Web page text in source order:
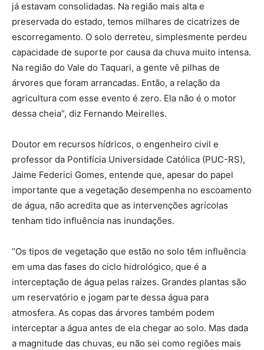
já estavam consolidadas. Na região mais alta e
preservada do estado, temos milhares de cicatrizes de
escorregamento. O solo derreteu, simplesmente perdeu
capacidade de suporte por causa da chuva muito intensa.
Na região do Vale do Taquari, a gente vê pilhas de
árvores que foram arrancadas. Então, a relação da
agricultura com esse evento é zero. Ela não é o motor
dessa cheia”, diz Fernando Meirelles.
Doutor em recursos hídricos, o engenheiro civil e
professor da Pontifícia Universidade Católica (PUC-RS),
Jaime Federici Gomes, entende que, apesar do papel
importante que a vegetação desempenha no escoamento
de água, não acredita que as intervenções agrícolas
tenham tido influência nas inundações.
“Os tipos de vegetação que estão no solo têm influência
em uma das fases do ciclo hidrológico, que é a
interceptação de água pelas raízes. Grandes plantas são
um reservatório e jogam parte dessa água para
atmosfera. As copas das árvores também podem
interceptar a água antes de ela chegar ao solo. Mas dada
a magnitude das chuvas, eu não sei como regiões mais